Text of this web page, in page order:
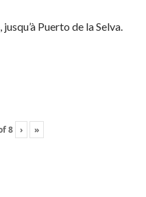
Puerto de la Selva.
8 › »